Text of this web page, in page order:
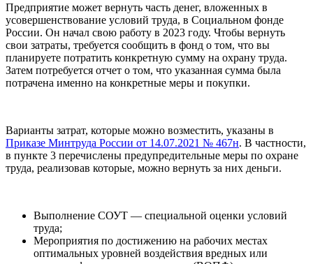
Предприятие может вернуть часть денег, вложенных в
усовершенствование условий труда, в Социальном фонде
России. Он начал свою работу в 2023 году. Чтобы вернуть
свои затраты, требуется сообщить в фонд о том, что вы
планируете потратить конкретную сумму на охрану труда.
Затем потребуется отчет о том, что указанная сумма была
потрачена именно на конкретные меры и покупки.
Варианты затрат, которые можно возместить, указаны в
Приказе Минтруда России от 14.07.2021 № 467н. В частности,
в пункте 3 перечислены предупредительные меры по охране
труда, реализовав которые, можно вернуть за них деньги.
Выполнение СОУТ — специальной оценки условий
труда;
Мероприятия по достижению на рабочих местах
оптимальных уровней воздействия вредных или